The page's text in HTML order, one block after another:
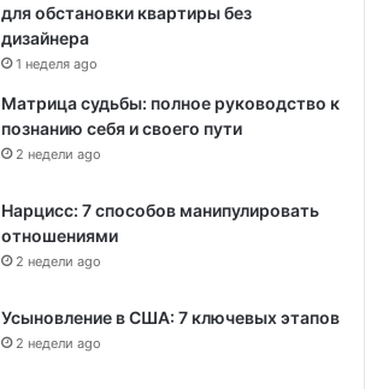
для обстановки квартиры без
дизайнера
1 неделя ago
Матрица судьбы: полное руководство к
познанию себя и своего пути
2 недели ago
Нарцисс: 7 способов манипулировать
отношениями
2 недели ago
Усыновление в США: 7 ключевых этапов
2 недели ago